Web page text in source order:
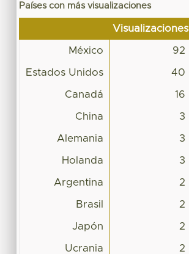
Países con más visualizaciones
Visualizaciones
México 92
Estados Unidos 40
Canadá 16
China 3
Alemania 3
Holanda 3
Argentina 2
Brasil 2
Japón 2
Ucrania 2